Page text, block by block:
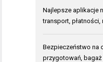
Najlepsze aplikacje
transport,
Bezpieczeństwo na
przygotowań,